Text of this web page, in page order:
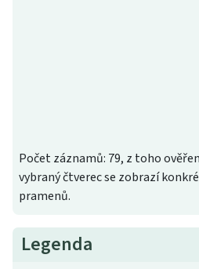
Počet záznamů: 79, z toho
vybraný čtverec se zobrazí
pramenů.
Legenda